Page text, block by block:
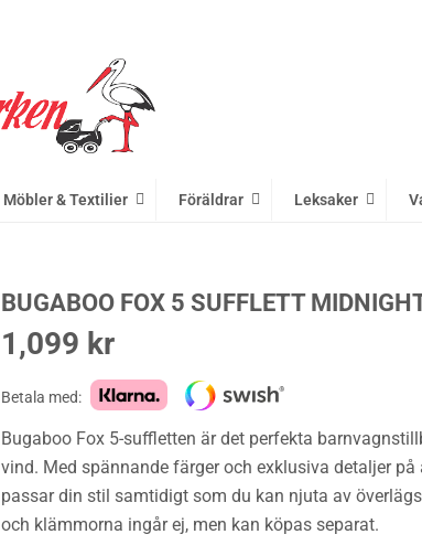
Möbler & Textilier Föräldrar Leksaker
BUGABOO FOX 5 SUFFLETT
1,099 kr
Betala med:
Bugaboo Fox 5-suffletten är det perfekta
vind. Med spännande färger och exklusiva detaljer
passar din stil samtidigt som du kan njuta av
och klämmorna ingår ej, men kan köpas separat.